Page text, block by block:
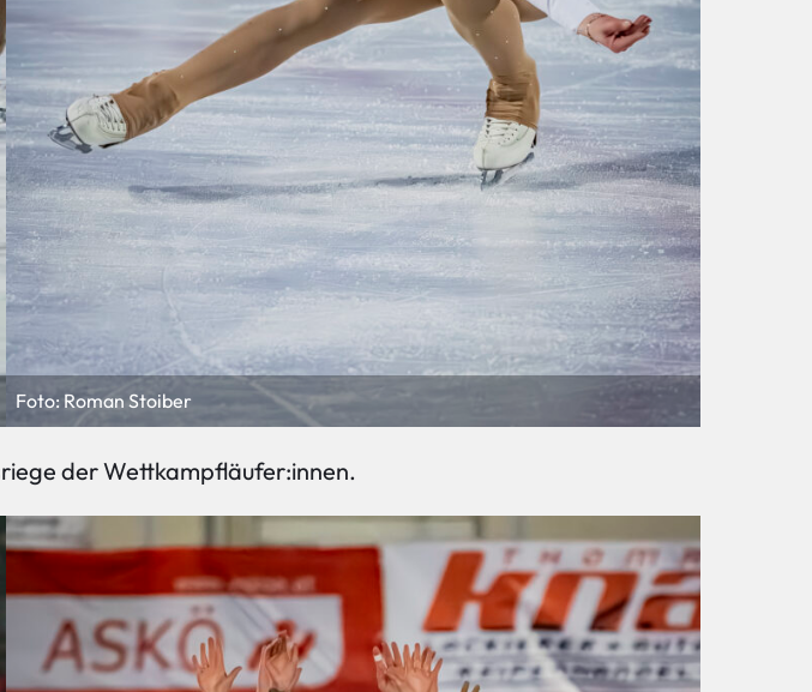
Foto: Roman Stoiber
der Wettkampfläufer:innen.